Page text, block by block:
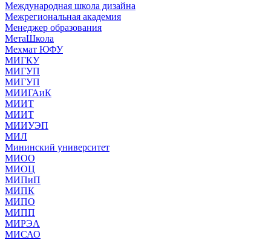
Международная школа дизайна
Межрегиональная академия
Менеджер образования
МетаШкола
Мехмат ЮФУ
МИГКУ
МИГУП
МИГУП
МИИГАиК
МИИТ
МИИТ
МИИУЭП
МИЛ
Мининский университет
МИОО
МИОЦ
МИПиП
МИПК
МИПО
МИПП
МИРЭА
МИСАО